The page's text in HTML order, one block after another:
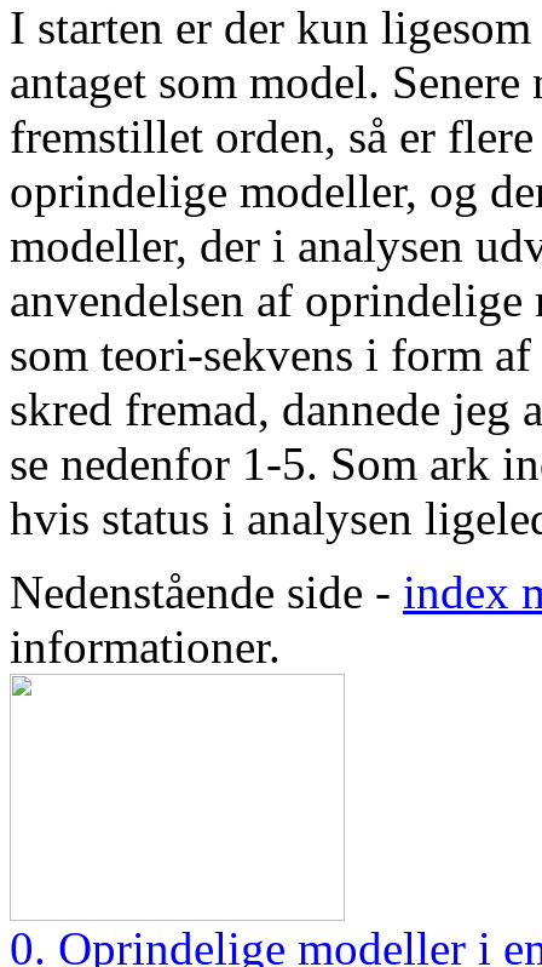
I starten er der kun
antaget som model.
fremstillet orden, så er
oprindelige modeller, og
modeller, der i analysen
anvendelsen af
som teori-sekvens i form
skred fremad, dannede
se nedenfor 1-5. Som ark
hvis status i analysen
Nedenstående side - index
informationer.
0. Oprindelige modeller i